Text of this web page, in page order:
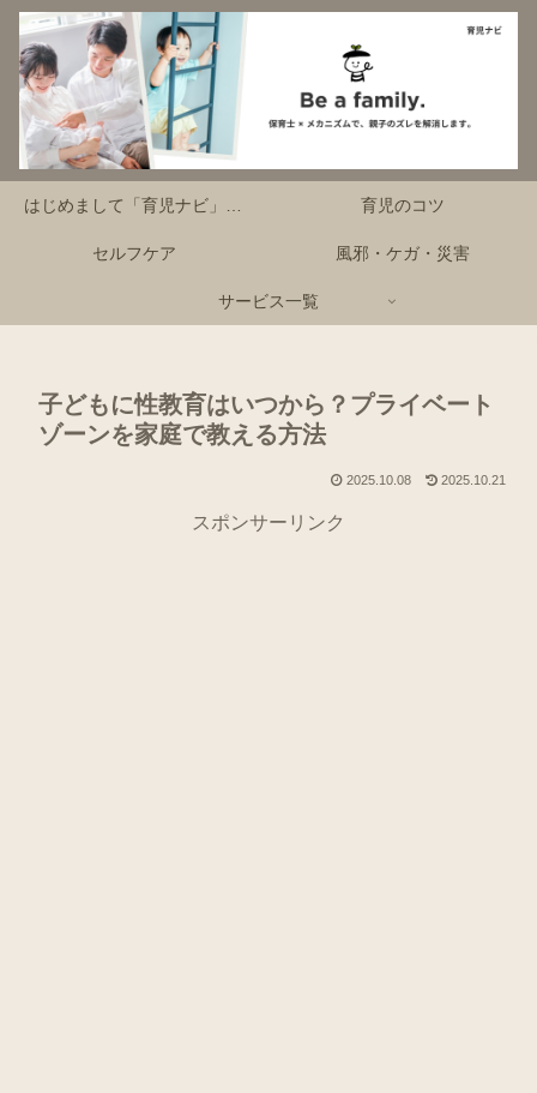
はじめまして「育児ナビ」です！ 育児のコツ
セルフケア 風邪・ケガ・災害
サービス一覧
子どもに性教育はいつから？プライベート
ゾーンを家庭で教える方法
2025.10.08 2025.10.21
スポンサーリンク